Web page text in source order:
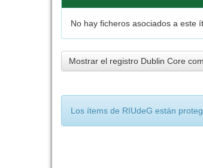
No hay ficheros asociados a este
Mostrar el registro Dublin Core
Los ítems de RIUdeG están